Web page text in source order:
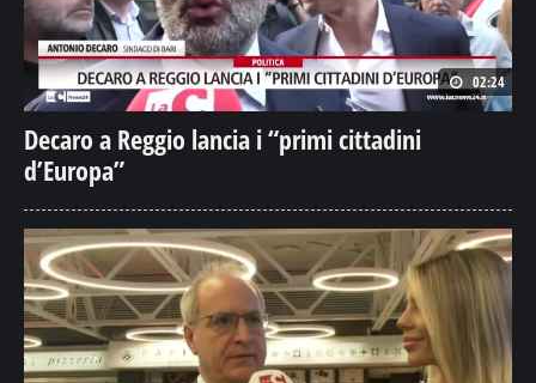
02:24
Decaro a Reggio lancia i “primi cittadini
d’Europa”